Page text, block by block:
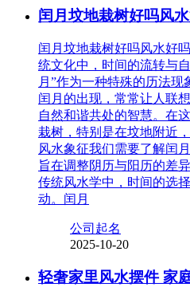
闰月坟地栽树好吗风
闰月坟地栽树好吗风水好
统文化中，时间的流转与
月”作为一种特殊的历法现
闰月的出现，常常让人联
自然和谐共处的智慧。在
栽树，特别是在坟地附近
风水象征我们需要了解闰
旨在调整阴历与阳历的差
传统风水学中，时间的选
动。闰月
公司起名
2025-10-20
轻奢家里风水摆件 家